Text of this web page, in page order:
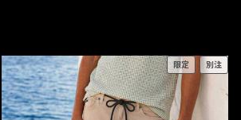
限定 別注